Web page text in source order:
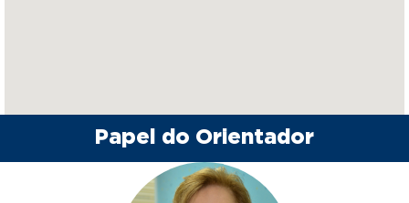
Papel do Orientador